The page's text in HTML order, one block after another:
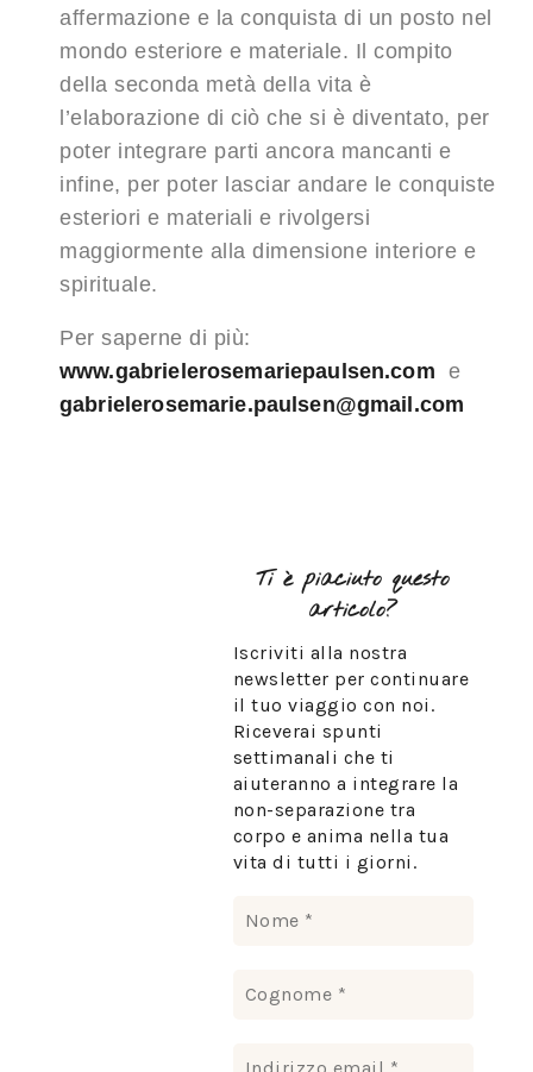
affermazione e la conquista di un posto nel
mondo esteriore e materiale. Il compito
della seconda metà della vita è
l’elaborazione di ciò che si è diventato, per
poter integrare parti ancora mancanti e
infine, per poter lasciar andare le conquiste
esteriori e materiali e rivolgersi
maggiormente alla dimensione interiore e
spirituale.
Per saperne di più:
www.gabrielerosemariepaulsen.com e
gabrielerosemarie.paulsen@gmail.com
Ti è piaciuto questo
articolo?
Iscriviti alla nostra
newsletter per continuare
il tuo viaggio con noi.
Riceverai spunti
settimanali che ti
aiuteranno a integrare la
non-separazione tra
corpo e anima nella tua
vita di tutti i giorni.